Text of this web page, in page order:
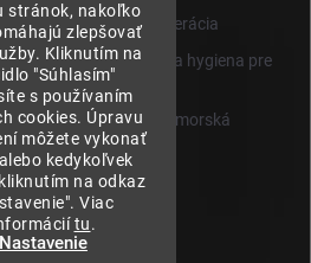
stránok, nakoľko
zlepšovať
Kliknutím na
"Súhlasím"
s používaním
cookies. Úpravu
môžete vykonať
kedykoľvek
na odkaz
Viac
tu.
Nastavenie
Dermálna Regenerácia
a antimikrobiálna hygiena pre
Kvalitná profesionálna morská
T
Biorevitalizácia